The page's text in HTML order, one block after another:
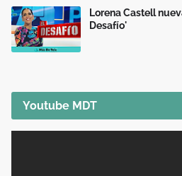
Lorena Castell
Desafío'
Youtube MDT